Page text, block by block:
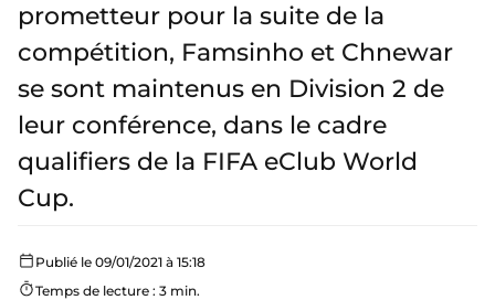
prometteur pour la suite de la
compétition, Famsinho et Chnewar
se sont maintenus en Division 2 de
leur conférence, dans le cadre
qualifiers de la FIFA eClub World
Cup.
Publié le 09/01/2021 à 15:18
Temps de lecture : 3 min.